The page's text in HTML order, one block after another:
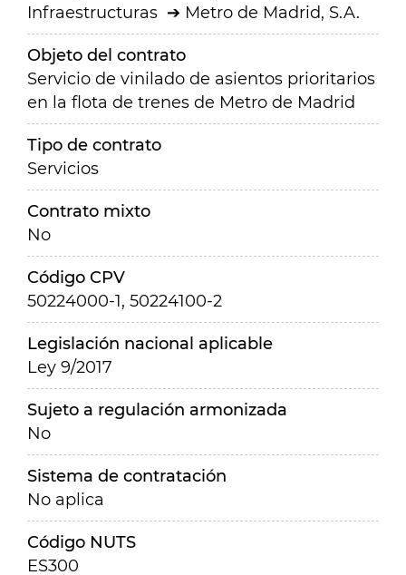
Infraestructuras
Metro de Madrid, S.A.
Objeto del contrato
Servicio de vinilado de asientos prioritarios
en la flota de trenes de Metro de Madrid
Tipo de contrato
Servicios
Contrato mixto
No
Código CPV
50224000-1, 50224100-2
Legislación nacional aplicable
Ley 9/2017
Sujeto a regulación armonizada
No
Sistema de contratación
No aplica
Código NUTS
ES300